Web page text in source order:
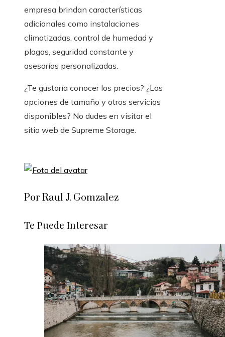
empresa brindan características
adicionales como instalaciones
climatizadas, control de humedad y
plagas, seguridad constante y
asesorías personalizadas.
¿Te gustaría conocer los precios? ¿Las
opciones de tamaño y otros servicios
disponibles? No dudes en visitar el
sitio web de Supreme Storage.
Por Raul J. Gomzalez
Te Puede Interesar